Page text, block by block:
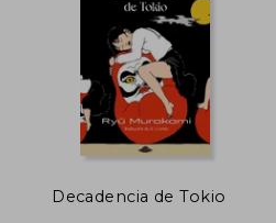
Decadencia de Tokio